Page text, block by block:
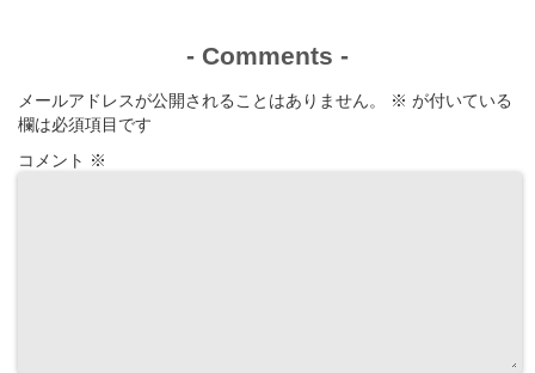
- Comments -
メールアドレスが公開されることはありません。 ※ が付いている
欄は必須項目です
コメント ※